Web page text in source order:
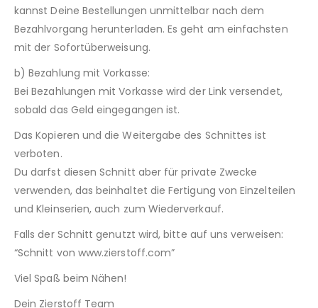
kannst Deine Bestellungen unmittelbar nach dem
Bezahlvorgang herunterladen. Es geht am einfachsten
mit der Sofortüberweisung.
b) Bezahlung mit Vorkasse:
Bei Bezahlungen mit Vorkasse wird der Link versendet,
sobald das Geld eingegangen ist.
Das Kopieren und die Weitergabe des Schnittes ist
verboten.
Du darfst diesen Schnitt aber für private Zwecke
verwenden, das beinhaltet die Fertigung von Einzelteilen
und Kleinserien, auch zum Wiederverkauf.
Falls der Schnitt genutzt wird, bitte auf uns verweisen:
“Schnitt von www.zierstoff.com”
Viel Spaß beim Nähen!
Dein Zierstoff Team